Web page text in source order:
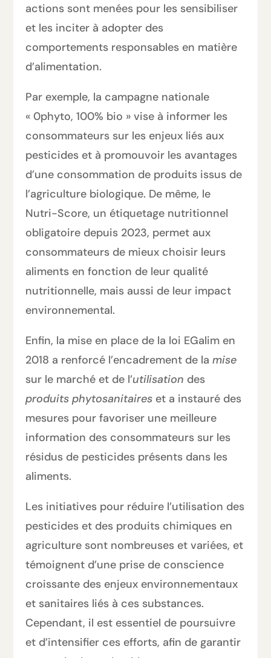
actions sont menées pour les sensibiliser
et les inciter à adopter des
comportements responsables en matière
d’alimentation.
Par exemple, la campagne nationale
« 0phyto, 100% bio » vise à informer les
consommateurs sur les enjeux liés aux
pesticides et à promouvoir les avantages
d’une consommation de produits issus de
l’agriculture biologique. De même, le
Nutri-Score, un étiquetage nutritionnel
obligatoire depuis 2023, permet aux
consommateurs de mieux choisir leurs
aliments en fonction de leur qualité
nutritionnelle, mais aussi de leur impact
environnemental.
Enfin, la mise en place de la loi EGalim en
2018 a renforcé l’encadrement de lamise
sur le marché et de l’utilisation des
produits phytosanitaires et a instauré des
mesures pour favoriser une meilleure
information des consommateurs sur les
résidus de pesticides présents dans les
aliments.
Les initiatives pour réduire l’utilisation des
pesticides et des produits chimiques en
agriculture sont nombreuses et variées, et
témoignent d’une prise de conscience
croissante des enjeux environnementaux
et sanitaires liés à ces substances.
Cependant, il est essentiel de poursuivre
et d’intensifier ces efforts, afin de garantir